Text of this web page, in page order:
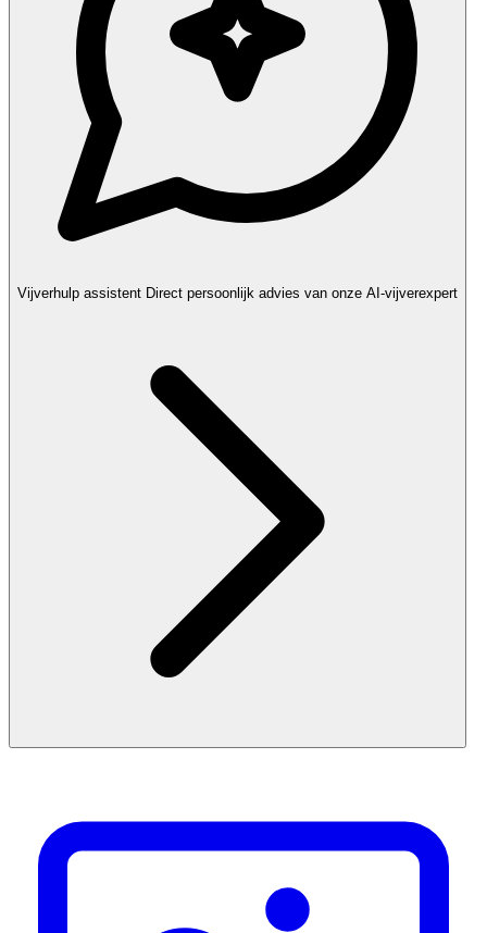
Vijverhulp assistent Direct persoonlijk advies van onze AI-vijverexpert